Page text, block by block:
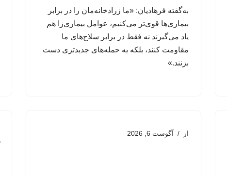
به‌گفته فرهادیان: «ما زرادخانه‌مان را در برابر
بیماری‌ها قوی‌تر می‌کنیم، عوامل‌ بیماری‌زا هم
یاد می‌گیرند نه فقط در برابر سلاح‌های ما
مقاومت کنند، بلکه به حمله‌های جدیدتری دست
بزنند.»
از آگوست 6, 2026